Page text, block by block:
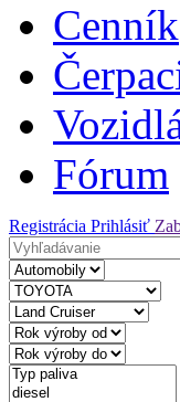
Cenník
Fórum
Registrácia Prihlásiť